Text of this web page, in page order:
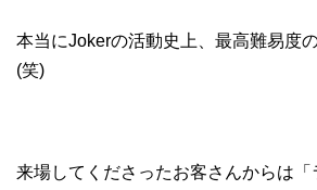
本当にJokerの活動史上、最高難易度
(笑)
来場してくださったお客さんからは